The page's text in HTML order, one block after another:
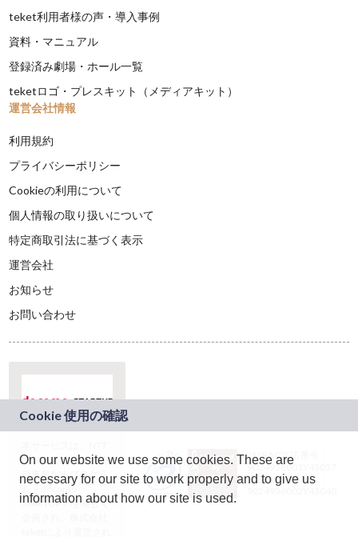
teket利用者様の声・導入事例
資料・マニュアル
登録済み劇場・ホール一覧
teketロゴ・プレスキット（メディアキット）
運営会社情報
利用規約
プライバシーポリシー
Cookieの利用について
個人情報の取り扱いについて
特定商取引法に基づく表示
運営会社
お知らせ
お問い合わせ
ドコモグループの新
規事業創出プログラ
ム「docomo
STARTUP」を通じて
JASRAC許諾番号：
9024936001Y45037
JASRAC許諾番号：
On our website we use some cookies. These are
necessary for our site to work properly and to give us
information about how our site is used.